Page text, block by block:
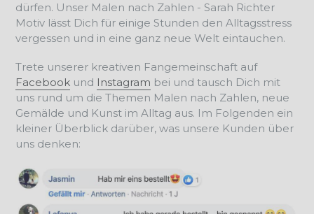
dürfen. Unser Malen nach Zahlen - Sarah Richter
Motiv lässt Dich für einige Stunden den Alltagsstress
vergessen und in eine ganz neue Welt eintauchen.
Trete unserer kreativen Fangemeinschaft auf
Facebook und Instagram bei und tausch Dich mit
uns rund um die Themen Malen nach Zahlen, neue
Gemälde und Kunst im Alltag aus. Im Folgenden ein
kleiner Überblick darüber, was unsere Kunden über
uns denken: